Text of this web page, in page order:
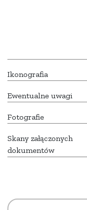
Ikonografia
Ewentualne uwagi
Fotografie
Skany załączonych
dokumentów